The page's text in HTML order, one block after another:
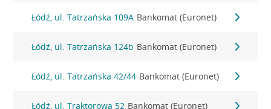
Łódź, ul. Tatrzańska 109A Bankomat (Euronet)
Łódź, ul. Tatrzańska 124b Bankomat (Euronet)
Łódź, ul. Tatrzańska 42/44 Bankomat (Euronet)
Łódź, ul. Traktorowa 52 Bankomat (Euronet)